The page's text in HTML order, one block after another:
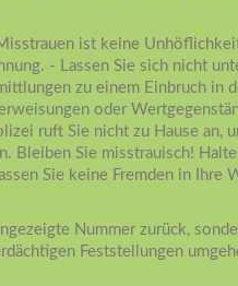
ist keine
- Lassen Sie sich nicht
zu einem Einbruch in
oder
ruft Sie nicht zu Hause an,
Bleiben Sie misstrauisch!
Sie keine Fremden in Ihre
Nummer zurück,
Feststellungen